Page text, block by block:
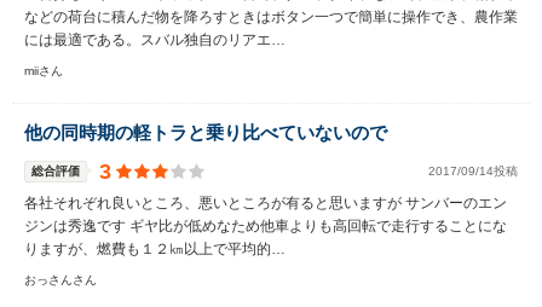
などの荷台に積んだ物を降ろすときはボタン一つで簡単に操作でき、農作業
には最適である。スバル独自のリアエ…
miiさん
他の同時期の軽トラと乗り比べていないので
総合評価 3 2017/09/14投稿
各社それぞれ良いところ、悪いところが有ると思いますが サンバーのエン
ジンは秀逸です ギヤ比が低めなため他車よりも高回転で走行することにな
りますが、燃費も１２㎞以上で平均的…
おっさんさん